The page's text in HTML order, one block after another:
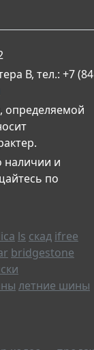
В, тел.: +7
определяемой
наличии и
по
ls скад ifree
bridgestone
летние шины